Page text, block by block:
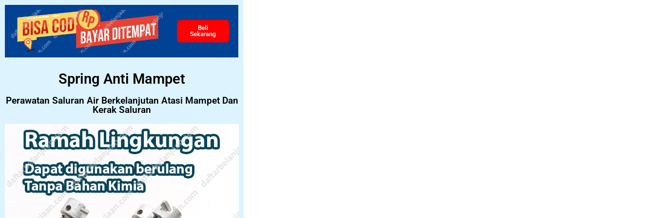
Beli
Sekarang
Spring Anti Mampet
Perawatan Saluran Air Berkelanjutan Atasi Mampet Dan
Kerak Saluran